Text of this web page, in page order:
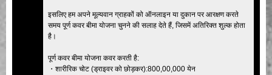
इसलिए हम अपने मूल्यवान ग्राहकों को ऑनलाइन या दुकान पर आरक्षण करते
समय पूर्ण कवर बीमा योजना चुनने की सलाह देते हैं, जिसमें अतिरिक्त शुल्क होता
है।
पूर्ण कवर बीमा योजना कवर करती है:
・शारीरिक चोट (ड्राइवर को छोड़कर):800,00,000 येन